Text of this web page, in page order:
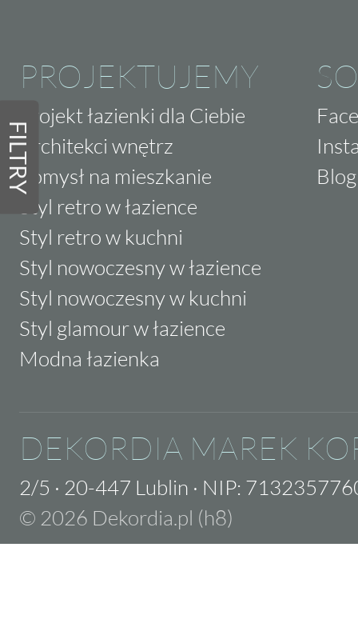
FILTRY
PROJEKTUJEMY
Projekt łazienki dla Ciebie
Architekci wnętrz
Pomysł na mieszkanie
Styl retro w łazience
Styl retro w kuchni
Styl nowoczesny w łazience
Styl nowoczesny w kuchni
Styl glamour w łazience
Modna łazienka
Blog
DEKORDIA MAREK
2/5 · 20-447 Lublin · NIP:
© 2026 Dekordia.pl (h8)